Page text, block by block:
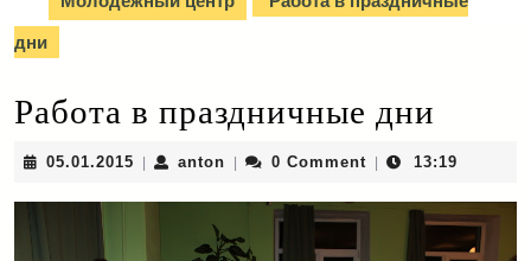
дни
Работа в праздничные дни
05.01.2015 05.01.2015
anton anton0 Comment 13:19